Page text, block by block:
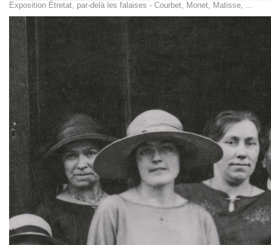
Exposition Étretat, par-delà les falaises - Courbet, Monet, Matisse, ...